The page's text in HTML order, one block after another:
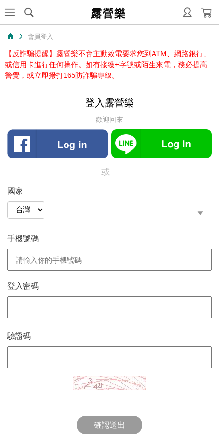
露營樂
會員登入
【反詐騙提醒】露營樂不會主動致電要求您到ATM、網路銀行、
或信用卡進行任何操作。如有接獲+字號或陌生來電，務必提高
警覺，或立即撥打165防詐騙專線。
登入露營樂
歡迎回來
或
國家
手機號碼
登入密碼
驗證碼
確認送出